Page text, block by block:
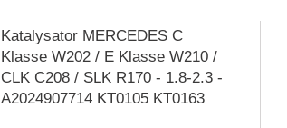
Katalysator MERCEDES C
Klasse W202 / E Klasse W210 /
CLK C208 / SLK R170 - 1.8-2.3 -
A2024907714 KT0105 KT0163